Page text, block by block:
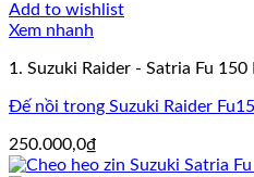
Add to wishlist
Xem nhanh
1. Suzuki Raider - Satria Fu 150
Đế nồi trong Suzuki Raider
250.000,0₫